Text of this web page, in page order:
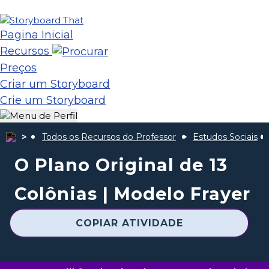
Pagina Inicial
Recursos
Preços
Criar um Storyboard
Crie um Storyboard
Todos os Recursos do Professor Estudos Sociais
O Plano Original de 13
Colônias | Modelo Frayer
COPIAR ATIVIDADE